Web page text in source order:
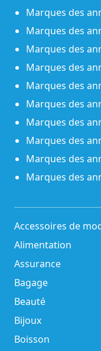
Marques des
Marques des
Marques des
Marques des
Marques des
Marques des
Marques des
Marques des
Marques des
Marques des
Accessoires de
Alimentation
Assurance
Bagage
Beauté
Bijoux
Boisson